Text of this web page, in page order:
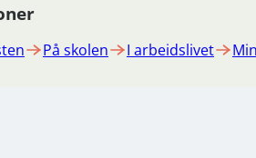
På skolen I arbeidslivet